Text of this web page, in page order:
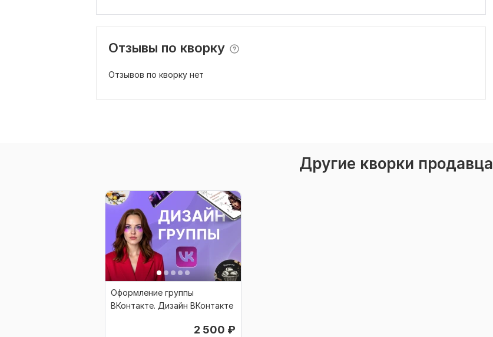
Отзывы по кворку
Отзывов по кворку нет
Другие кворки продавца
Оформление группы
ВКонтакте. Дизайн ВКонтакте
2 500 ₽